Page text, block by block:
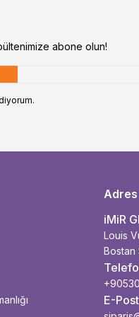
abone olun!
Adres
iMiR
Louis
Bostan
E-